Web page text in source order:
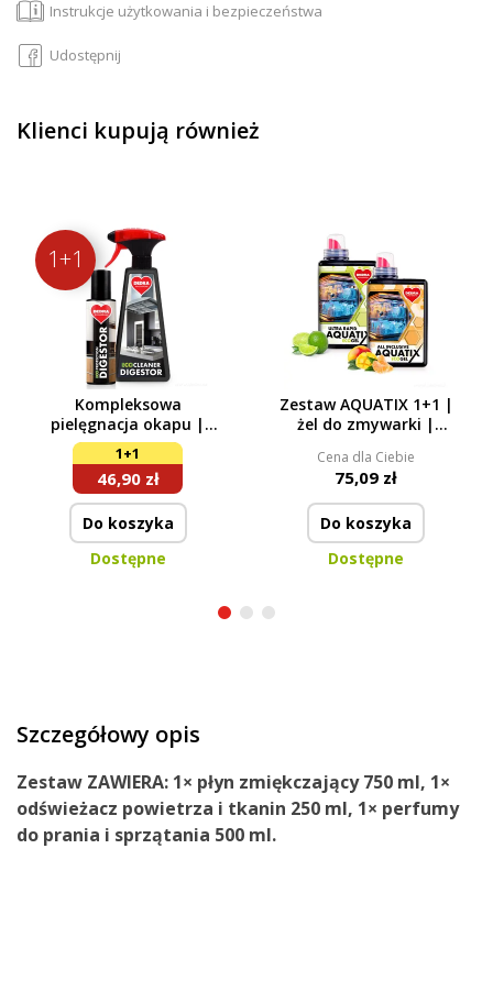
Instrukcje użytkowania i bezpieczeństwa
Udostępnij
Klienci kupują również
1+1
Kompleksowa
pielęgnacja okapu |
Środek czyszczący +
spray impregnujący |
500 ml + 200 ml
1+1
46,90 zł
Do koszyka
Dostępne
Zestaw AQUATIX 1+1 |
żel do zmywarki |
INCLUSIVE | 115 myć
Cena dla Ciebie
75,09 zł
Do koszyka
Dostępne
Szczegółowy opis
Zestaw ZAWIERA: 1× płyn zmiękczający750 ml, 1×
odświeżacz powietrza i tkanin 250 ml, 1× perfumy
do prania i sprzątania 500 ml.